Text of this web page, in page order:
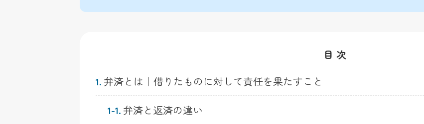
目 次
1. 弁済とは｜借りたものに対して責任を果たすこと
1-1. 弁済と返済の違い